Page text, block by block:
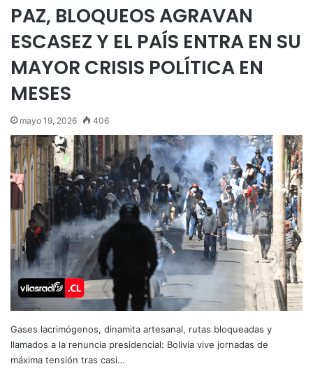
PAZ, BLOQUEOS AGRAVAN
ESCASEZ Y EL PAÍS ENTRA EN SU
MAYOR CRISIS POLÍTICA EN
MESES
mayo 19, 2026 406
Gases lacrimógenos, dinamita artesanal, rutas bloqueadas y
llamados a la renuncia presidencial: Bolivia vive jornadas de
máxima tensión tras casi…